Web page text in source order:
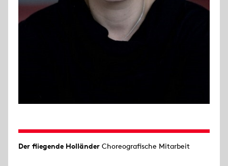
Der fliegende Holländer Choreografische Mitarbeit